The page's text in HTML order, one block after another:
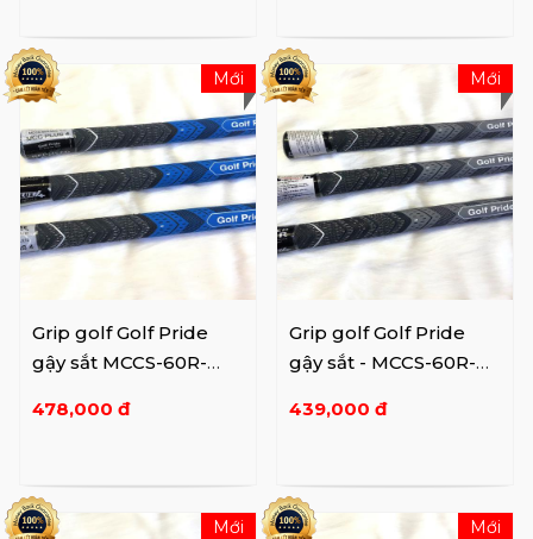
Grip golf Golf Pride
gậy sắt MCCS-60R-
478,000 đ
Mới
Grip golf Golf Pride
gậy sắt - MCCS-60R-
439,000 đ
Mới
Mới Mới